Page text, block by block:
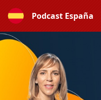
Podcast España